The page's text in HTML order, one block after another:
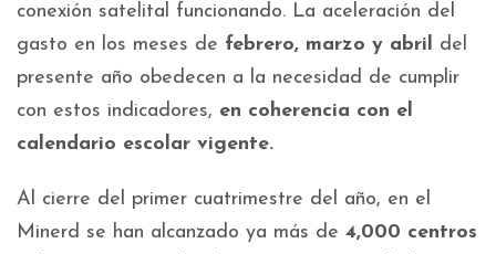
conexión satelital funcionando. La aceleración del
gasto en los meses de febrero, marzo y abril del
presente año obedecen a la necesidad de cumplir
con estos indicadores, en coherencia con el
calendario escolar vigente.
Al cierre del primer cuatrimestre del año, en el
Minerd se han alcanzado ya más de 4,000 centros